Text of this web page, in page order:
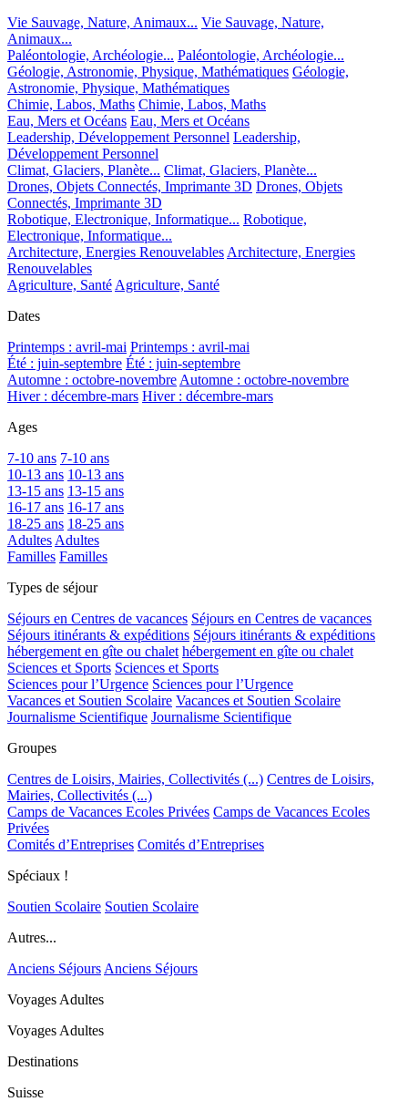
Vie Sauvage, Nature, Animaux... Vie Sauvage, Nature,
Animaux...
Paléontologie, Archéologie... Paléontologie, Archéologie...
Géologie, Astronomie, Physique, Mathématiques Géologie,
Astronomie, Physique, Mathématiques
Chimie, Labos, Maths Chimie, Labos, Maths
Eau, Mers et Océans Eau, Mers et Océans
Leadership, Développement Personnel Leadership,
Développement Personnel
Climat, Glaciers, Planète... Climat, Glaciers, Planète...
Drones, Objets Connectés, Imprimante 3D Drones, Objets
Connectés, Imprimante 3D
Robotique, Electronique, Informatique... Robotique,
Electronique, Informatique...
Architecture, Energies Renouvelables Architecture, Energies
Renouvelables
Agriculture, Santé Agriculture, Santé
Dates
Printemps : avril-mai Printemps : avril-mai
Été : juin-septembre Été : juin-septembre
Automne : octobre-novembre Automne : octobre-novembre
Hiver : décembre-mars Hiver : décembre-mars
Ages
7-10 ans 7-10 ans
10-13 ans 10-13 ans
13-15 ans 13-15 ans
16-17 ans 16-17 ans
18-25 ans 18-25 ans
Adultes Adultes
Familles Familles
Types de séjour
Séjours en Centres de vacances Séjours en Centres de vacances
Séjours itinérants & expéditions Séjours itinérants & expéditions
hébergement en gîte ou chalet hébergement en gîte ou chalet
Sciences et Sports Sciences et Sports
Sciences pour l’Urgence Sciences pour l’Urgence
Vacances et Soutien Scolaire Vacances et Soutien Scolaire
Journalisme Scientifique Journalisme Scientifique
Groupes
Centres de Loisirs, Mairies, Collectivités (...) Centres de Loisirs,
Mairies, Collectivités (...)
Camps de Vacances Ecoles Privées Camps de Vacances Ecoles
Privées
Comités d’Entreprises Comités d’Entreprises
Spéciaux !
Soutien Scolaire Soutien Scolaire
Autres...
Anciens Séjours Anciens Séjours
Voyages Adultes
Voyages Adultes
Destinations
Suisse